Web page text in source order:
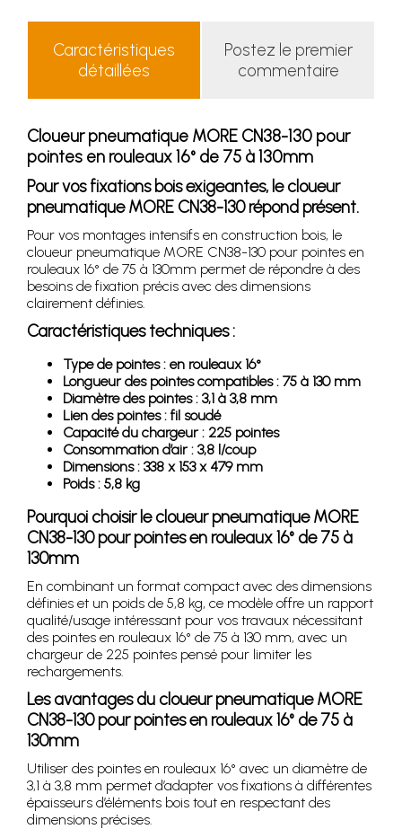
Caractéristiques
détaillées
Postez le premier
commentaire
Cloueur pneumatique MORE CN38-130 pour
pointes en rouleaux 16° de 75 à 130mm
Pour vos fixations bois exigeantes, le cloueur
pneumatique MORE CN38-130 répond présent.
Pour vos montages intensifs en construction bois, le
cloueur pneumatique MORE CN38-130 pour pointes en
rouleaux 16° de 75 à 130mm permet de répondre à des
besoins de fixation précis avec des dimensions
clairement définies.
Caractéristiques techniques :
Type de pointes : en rouleaux 16°
Longueur des pointes compatibles : 75 à 130 mm
Diamètre des pointes : 3,1 à 3,8 mm
Lien des pointes : fil soudé
Capacité du chargeur : 225 pointes
Consommation d’air : 3,8 l/coup
Dimensions : 338 x 153 x 479 mm
Poids : 5,8 kg
Pourquoi choisir le cloueur pneumatique MORE
CN38-130 pour pointes en rouleaux 16° de 75 à
130mm
En combinant un format compact avec des dimensions
définies et un poids de 5,8 kg, ce modèle offre un rapport
qualité/usage intéressant pour vos travaux nécessitant
des pointes en rouleaux 16° de 75 à 130 mm, avec un
chargeur de 225 pointes pensé pour limiter les
rechargements.
Les avantages du cloueur pneumatique MORE
CN38-130 pour pointes en rouleaux 16° de 75 à
130mm
Utiliser des pointes en rouleaux 16° avec un diamètre de
3,1 à 3,8 mm permet d’adapter vos fixations à différentes
épaisseurs d’éléments bois tout en respectant des
dimensions précises.